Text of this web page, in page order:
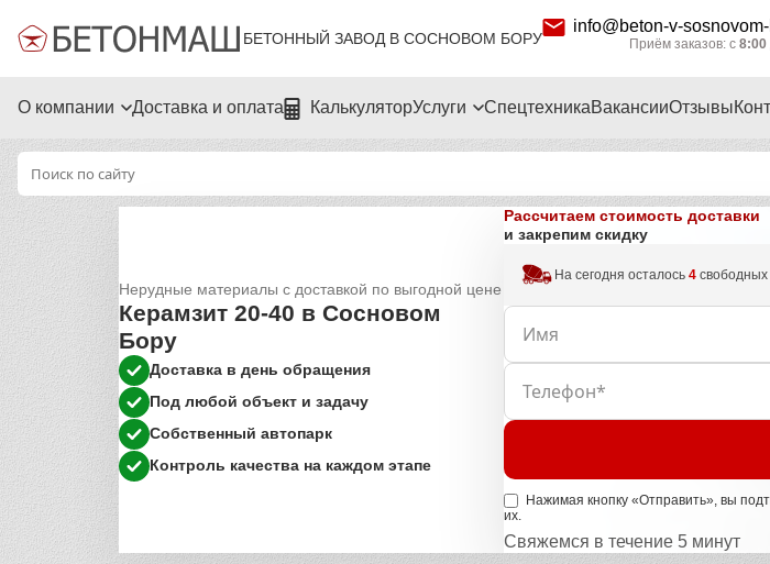
БЕТОННЫЙ ЗАВОД В СОСНОВОМ БОРУ
info@beton-v-
Приём заказов: с 8:00
О компании Доставка и оплата КалькуляторУслуги СпецтехникаВакансииОтзывы
Нерудные материалы с доставкой по выгодной цене
Керамзит 20-40 в Сосновом
Бору
Доставка в день обращения
Под любой объект и задачу
Собственный автопарк
Контроль качества на каждом этапе
Рассчитаем стоимость доставки
и закрепим скидку
На сегодня осталось4
Нажимая кнопку «Отправить», вы
их.
Свяжемся в течение 5 минут